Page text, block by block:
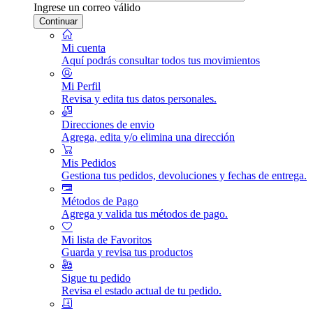
Ingrese un correo válido
Continuar
Mi cuenta
Aquí podrás consultar todos tus movimientos
Mi Perfil
Revisa y edita tus datos personales.
Direcciones de envio
Agrega, edita y/o elimina una dirección
Mis Pedidos
Gestiona tus pedidos, devoluciones y fechas de entrega.
Métodos de Pago
Agrega y valida tus métodos de pago.
Mi lista de Favoritos
Guarda y revisa tus productos
Sigue tu pedido
Revisa el estado actual de tu pedido.